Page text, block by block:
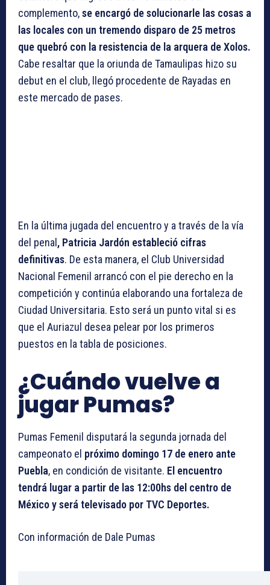
complemento,se encargó de solucionarle las cosas a
las locales con un tremendo disparo de 25 metros
que quebró con la resistencia de la arquera de Xolos.
Cabe resaltar que la oriunda de Tamaulipas hizo su
debut en el club, llegó procedente de Rayadas en
este mercado de pases.
En la última jugada del encuentro y a través de la vía
del penal , Patricia Jardón estableció cifras
definitivas. De esta manera, el Club Universidad
Nacional Femenil arrancó con el pie derecho en la
competición y continúa elaborando una fortaleza de
Ciudad Universitaria. Esto será un punto vital si es
que el Auriazul desea pelear por los primeros
puestos en la tabla de posiciones.
¿Cuándo vuelve a
jugar Pumas?
Pumas Femenil disputará la segunda jornada del
campeonato el próximo domingo 17 de enero ante
Puebla, en condición de visitante. El encuentro
tendrá lugar a partir de las 12:00hs del centro de
México y será televisado por TVC Deportes.
Con información de Dale Pumas